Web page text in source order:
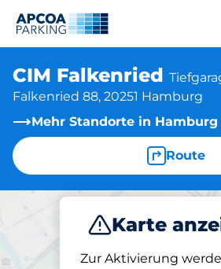
CIM Falkenried
Falkenried 88, 20251 Hamburg
Mehr Standorte in Hamburg
Route
Karte
Zur Aktivierung
Parken Laden